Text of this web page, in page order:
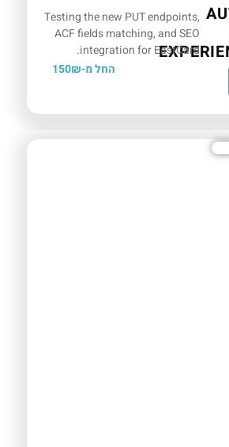
Testing the new PUT endpoints,
ACF fields matching, and SEO
integration for EastCard.
החל מ-150₪